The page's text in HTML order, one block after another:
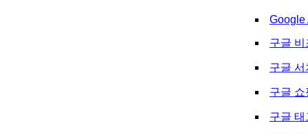
Google
구글
구글
구글 쇼
구글